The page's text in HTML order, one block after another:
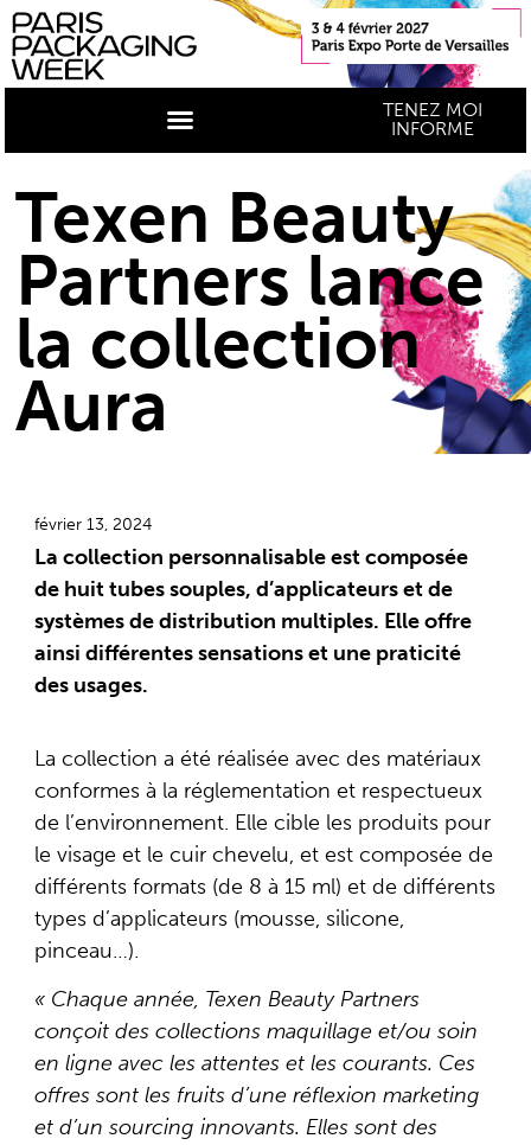
TENEZ MOI
INFORME
Texen Beauty
Partners lance
la collection
Aura
février 13, 2024
La collection personnalisable est composée
de huit tubes souples, d’applicateurs et de
systèmes de distribution multiples. Elle offre
ainsi différentes sensations et une praticité
des usages.
La collection a été réalisée avec des matériaux
conformes à la réglementation et respectueux
de l’environnement. Elle cible les produits pour
le visage et le cuir chevelu, et est composée de
différents formats (de 8 à 15 ml) et de différents
types d’applicateurs (mousse, silicone,
pinceau…).
« Chaque année, Texen Beauty Partners
conçoit des collections maquillage et/ou soin
en ligne avec les attentes et les courants. Ces
offres sont les fruits d’une réflexion marketing
et d’un sourcing innovants. Elles sont des